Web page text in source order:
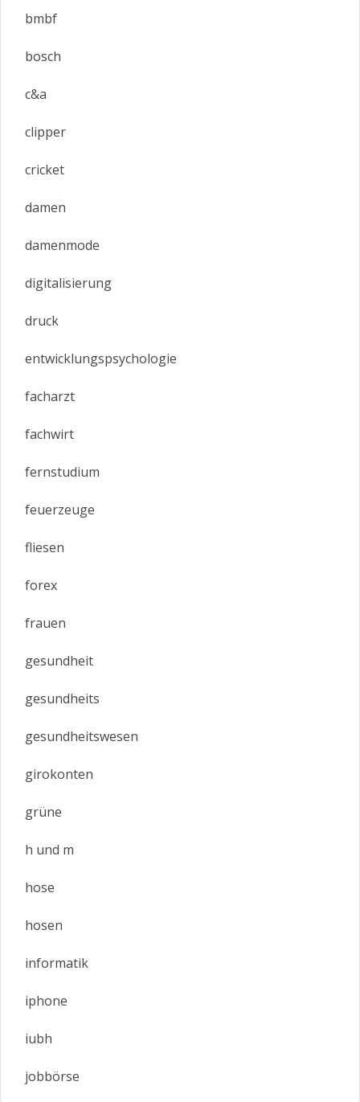
bmbf
bosch
c&a
clipper
cricket
damen
damenmode
digitalisierung
druck
entwicklungspsychologie
facharzt
fachwirt
fernstudium
feuerzeuge
fliesen
forex
frauen
gesundheit
gesundheits
gesundheitswesen
girokonten
grüne
h und m
hose
hosen
informatik
iphone
iubh
jobbörse